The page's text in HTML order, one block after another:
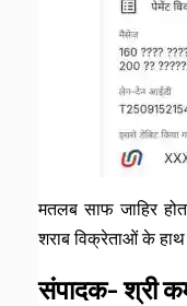
मतलब साफ जाहिर
शराब विक्रेताओं के
संपादक- श्री